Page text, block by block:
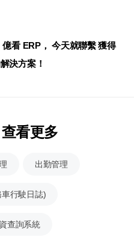
看 ERP， 今天就聯繫 獲得
決方案！
看更多
出勤管理
行駛日誌)
查詢系統